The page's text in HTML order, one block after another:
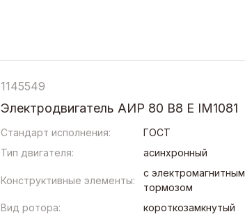
1145549
Электродвигатель АИР 80 В8 Е IM1081
Стандарт исполнения:
ГОСТ
Тип двигателя:
асинхронный
Конструктивные элементы:
с электромагнитным
тормозом
Вид ротора:
короткозамкнутый